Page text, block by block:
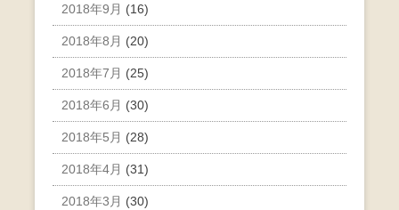
2018年9月 (16)
2018年8月 (20)
2018年7月 (25)
2018年6月 (30)
2018年5月 (28)
2018年4月 (31)
2018年3月 (30)